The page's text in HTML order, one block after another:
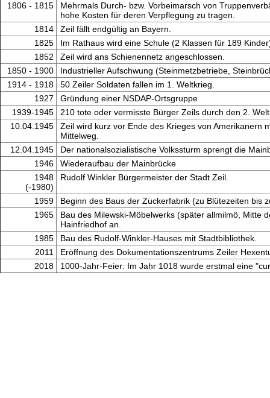
1806 - 1815
Mehrmals Durch- bzw. Vorbeimarsch von
hohe Kosten für deren Verpflegung zu tragen.
1814
Zeil fällt endgültig an Bayern.
1825
Im Rathaus wird eine Schule (2 Klassen für 189
1852
Zeil wird ans Schienennetz angeschlossen.
1850 - 1900
Industrieller Aufschwung (Steinmetzbetriebe,
1914 - 1918
50 Zeiler Soldaten fallen im 1. Weltkrieg.
1927
Gründung einer NSDAP-Ortsgruppe
1939-1945
210 tote oder vermisste Bürger Zeils durch den 2.
10.04.1945
Zeil wird kurz vor Ende des Krieges von Amerikanern
Mittelweg.
12.04.1945
Der nationalsozialistische Volkssturm sprengt die
1946
Wiederaufbau der Mainbrücke
1948
(-1980)
Rudolf Winkler Bürgermeister der Stadt Zeil.
1959
Beginn des Baus der Zuckerfabrik (zu Blütezeiten bis
1965
Bau des Milewski-Möbelwerks (später allmilmö, Mitte
Hainfriedhof an.
1985
Bau des Rudolf-Winkler-Hauses mit Stadtbibliothek.
2011
Eröffnung des Dokumentationszentrums Zeiler
2018
1000-Jahr-Feier: Im Jahr 1018 wurde erstmal eine